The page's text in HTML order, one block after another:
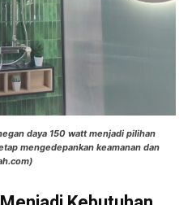
daya 150 watt menjadi pilihan
mengedepankan keamanan dan